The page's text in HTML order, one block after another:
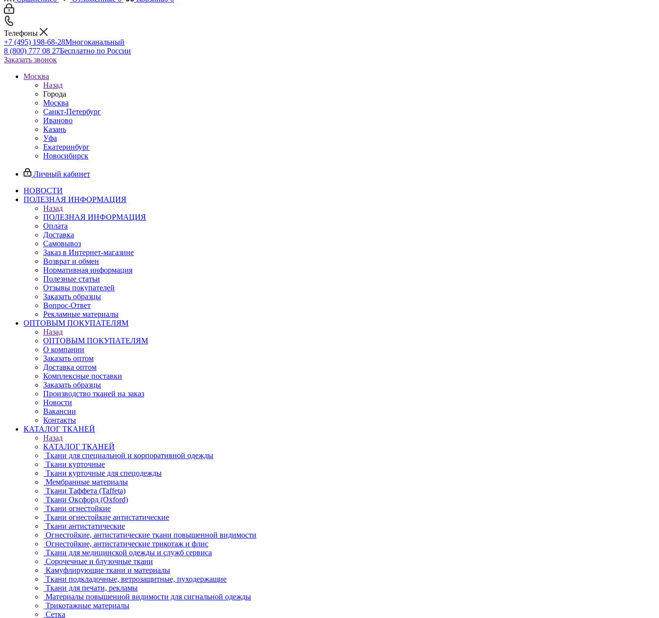
Телефоны
+7 (495) 198-68-28Многоканальный
8 (800) 777 08 27Бесплатно по России
Заказать звонок
Москва
Назад
Города
Москва
Санкт-Петербург
Иваново
Казань
Уфа
Екатеринбург
Новосибирск
Личный кабинет
НОВОСТИ
ПОЛЕЗНАЯ ИНФОРМАЦИЯ
Назад
ПОЛЕЗНАЯ ИНФОРМАЦИЯ
Оплата
Доставка
Самовывоз
Заказ в Интернет-магазине
Возврат и обмен
Нормативная информация
Полезные статьи
Отзывы покупателей
Заказать образцы
Вопрос-Ответ
Рекламные материалы
ОПТОВЫМ ПОКУПАТЕЛЯМ
Назад
ОПТОВЫМ ПОКУПАТЕЛЯМ
О компании
Заказать оптом
Доставка оптом
Комплексные поставки
Заказать образцы
Производство тканей на заказ
Новости
Вакансии
Контакты
КАТАЛОГ ТКАНЕЙ
Назад
КАТАЛОГ ТКАНЕЙ
Ткани для специальной и корпоративной одежды
Ткани курточные
Ткани курточные для спецодежды
Мембранные материалы
Ткани Таффета (Taffeta)
Ткани Оксфорд (Oxford)
Ткани огнестойкие
Ткани огнестойкие антистатические
Ткани антистатические
Огнестойкие, антистатические ткани повышенной видимости
Огнестойкие, антистатические трикотаж и флис
Ткани для медицинской одежды и служб сервиса
Сорочечные и блузочные ткани
Камуфлирующие ткани и материалы
Ткани подкладочные, ветрозащитные, пуходержащие
Ткани для печати, рекламы
Материалы повышенной видимости для сигнальной одежды
Трикотажные материалы
Сетка